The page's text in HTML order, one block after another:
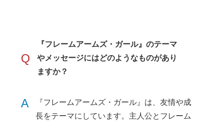
Q
『フレームアームズ・ガール』のテーマ
やメッセージにはどのようなものがあり
ますか？
A
『フレームアームズ・ガール』は、友情や成
長をテーマにしています。主人公とフレーム